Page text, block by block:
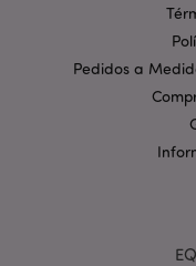
Pedidos a
cookies
_GRECAPTCHA